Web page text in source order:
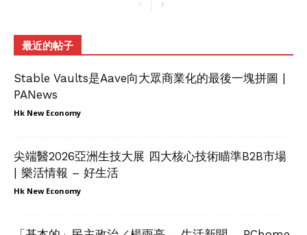
最近的帖子
Stable Vaults是Aave向大眾商業化的最後一塊拼圖 |
PANews
Hk New Economy
尖端醫2026亞洲生技大展 四大核心技術瞄準B2B市場
| 樂活情報 – 好生活
Hk New Economy